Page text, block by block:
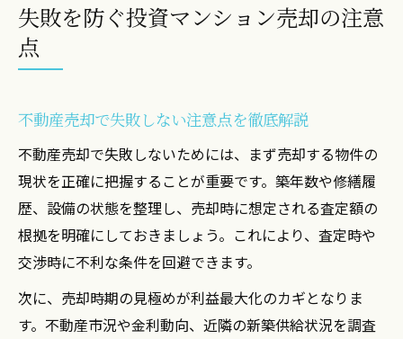
失敗を防ぐ投資マンション売却の注意
点
不動産売却で失敗しない注意点を徹底解説
不動産売却で失敗しないためには、まず売却する物件の
現状を正確に把握することが重要です。築年数や修繕履
歴、設備の状態を整理し、売却時に想定される査定額の
根拠を明確にしておきましょう。これにより、査定時や
交渉時に不利な条件を回避できます。
次に、売却時期の見極めが利益最大化のカギとなりま
す。不動産市況や金利動向、近隣の新築供給状況を調査